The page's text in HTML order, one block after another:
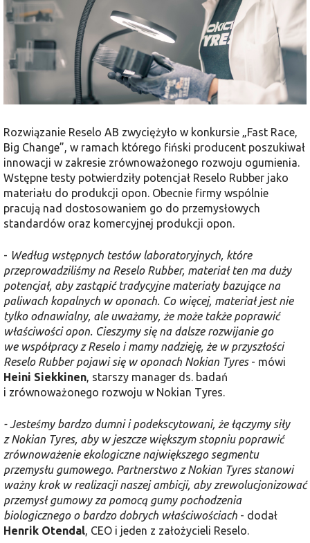
Rozwiązanie Reselo AB zwyciężyło w konkursie „Fast Race,
Big Change”, w ramach którego fiński producent poszukiwał
innowacji w zakresie zrównoważonego rozwoju ogumienia.
Wstępne testy potwierdziły potencjał Reselo Rubber jako
materiału do produkcji opon. Obecnie firmy wspólnie
pracują nad dostosowaniem go do przemysłowych
standardów oraz komercyjnej produkcji opon.
- Według wstępnych testów laboratoryjnych, które
przeprowadziliśmy na Reselo Rubber, materiał ten ma duży
potencjał, aby zastąpić tradycyjne materiały bazujące na
paliwach kopalnych w oponach. Co więcej, materiał jest nie
tylko odnawialny, ale uważamy, że może także poprawić
właściwości opon. Cieszymy się na dalsze rozwijanie go
we współpracy z Reselo i mamy nadzieję, że w przyszłości
Reselo Rubber pojawi się w oponach Nokian Tyres- mówi
Heini Siekkinen, starszy manager ds. badań
i zrównoważonego rozwoju w Nokian Tyres.
- Jesteśmy bardzo dumni i podekscytowani, że łączymy siły
z Nokian Tyres, aby w jeszcze większym stopniu poprawić
zrównoważenie ekologiczne największego segmentu
przemysłu gumowego. Partnerstwo z Nokian Tyres stanowi
ważny krok w realizacji naszej ambicji, aby zrewolucjonizować
przemysł gumowy za pomocą gumy pochodzenia
biologicznego o bardzo dobrych właściwościach - dodał
Henrik Otendal, CEO i jeden z założycieli Reselo.